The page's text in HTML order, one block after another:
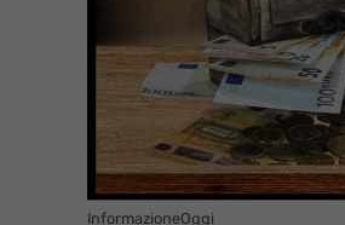
InformazioneOggi